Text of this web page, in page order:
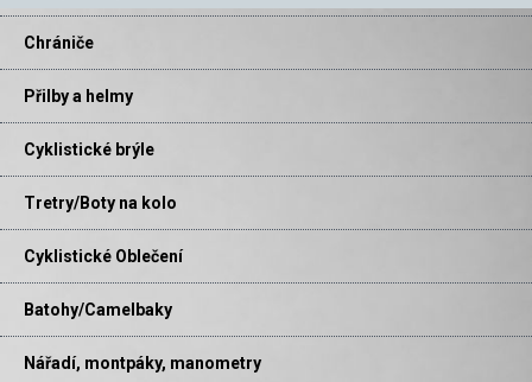
Chrániče
Přilby a helmy
Cyklistické brýle
Tretry/Boty na kolo
Cyklistické Oblečení
Batohy/Camelbaky
Nářadí, montpáky, manometry